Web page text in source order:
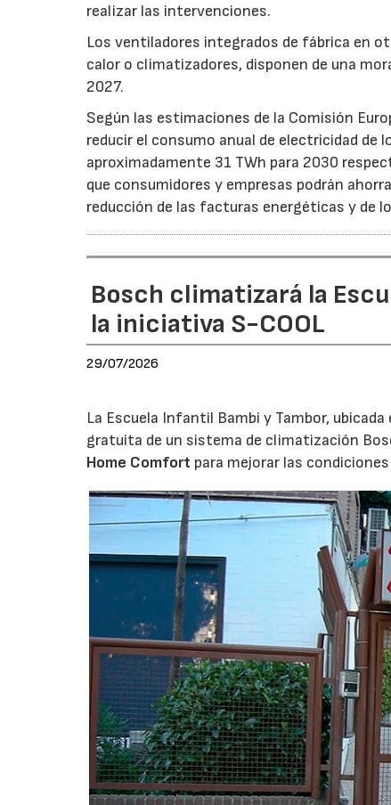
realizar las intervenciones.
Los ventiladores integrados de fábrica en
calor o climatizadores, disponen de una
2027.
Según las estimaciones de la Comisión
reducir el consumo anual de electricidad de
aproximadamente 31 TWh para 2030
que consumidores y empresas podrán
reducción de las facturas energéticas y de
Bosch climatizará la
la iniciativa S-COOL
29/07/2026
La Escuela Infantil Bambi y Tambor,
gratuita de un sistema de climatización
Home Comfort para mejorar las